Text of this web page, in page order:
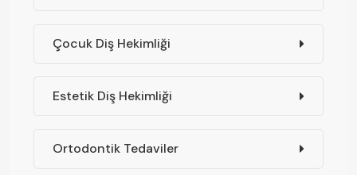
Çocuk Diş Hekimliği
Estetik Diş Hekimliği
Ortodontik Tedaviler